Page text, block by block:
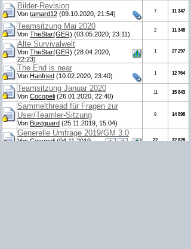
Bilder-Revision
Von tamard12 (09.10.2020, 21:54) 7 11 347
Teamsitzung Mai 2020
Von TheStar(GER) (03.05.2020, 23:11)
2 11 348
Alte Survivalwelt
Von TheStar(GER) (28.04.2020,
22:23)
1 27 297
The End is near
Von Hanfried (10.02.2020, 23:40) 1 12 764
Teamsitzung Januar 2020
Von Cocopeli (26.01.2020, 22:40)
11 15 843
Sammelthread für Fragen zur
User/Teamler-Sitzung
Von Bustguard (25.11.2019, 15:04)
9 14 898
Generelle Umfrage 2019/GM 3.0
1 2
VonCocopeli(04.11.2019,
22 32 828